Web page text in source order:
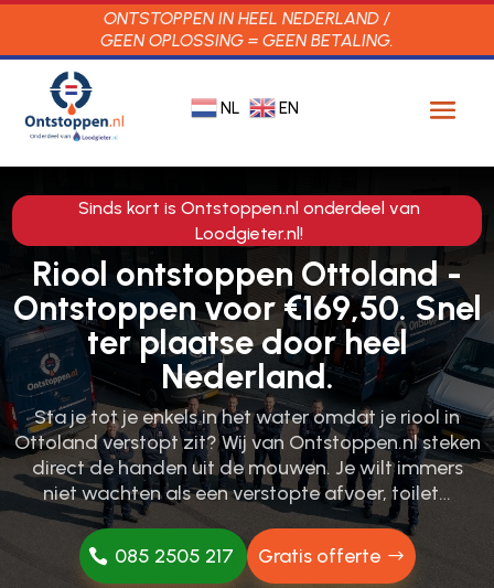
ONTSTOPPEN IN HEEL NEDERLAND /
GEEN OPLOSSING = GEEN BETALING.
NL EN
Sinds kort is Ontstoppen.nl onderdeel van
Loodgieter.nl!
Riool ontstoppen Ottoland -
Ontstoppen voor €169,50. Snel
ter plaatse door heel
Nederland.
Sta je tot je enkels in het water omdat je riool in
Ottoland verstopt zit? Wij van Ontstoppen.​nl steken
direct de handen uit de mouwen.​ Je wilt immers
niet wachten als een verstopte afvoer, toilet…
085 2505 217 Gratis offerte